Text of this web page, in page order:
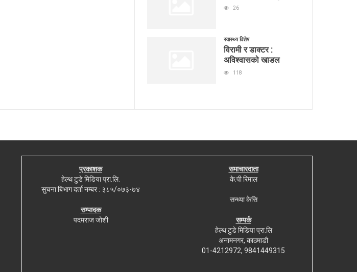
26
स्वास्थ्य विशेष
विरामी र डाक्टर :
अविश्वासको खाडल
118
प्रकाशक
हेल्थ टुडे मिडिया प्रा.लि.
सुचना बिभाग दर्ता नम्बर : ३८५/०७३-७४
सम्पादक
पदमराज जोशी
समाचारदाता
के.पी रिमाल
सन्ध्या केसि
सम्पर्क
हेल्थ टुडे मिडिया प्रा.लि
अनामनगर, काठमाडौ
01-4212972, 9841449315